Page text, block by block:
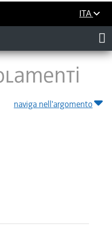
ITA
naviga nell'argomento